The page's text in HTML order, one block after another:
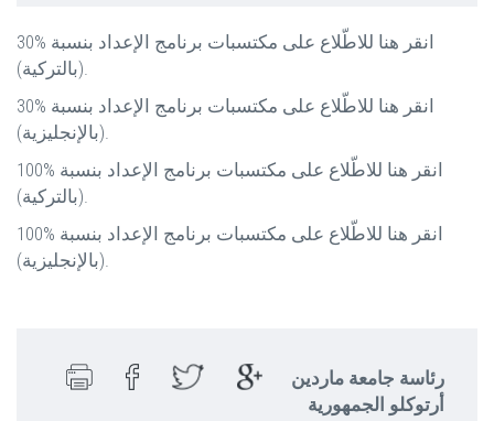
انقر هنا للاطّلاع على مكتسبات برنامج الإعداد بنسبة %30
(بالتركية).
انقر هنا للاطّلاع على مكتسبات برنامج الإعداد بنسبة %30
(بالإنجليزية).
انقر هنا للاطّلاع على مكتسبات برنامج الإعداد بنسبة %100
(بالتركية).
انقر هنا للاطّلاع على مكتسبات برنامج الإعداد بنسبة %100
(بالإنجليزية).
رئاسة جامعة ماردين
أرتوكلو الجمهورية